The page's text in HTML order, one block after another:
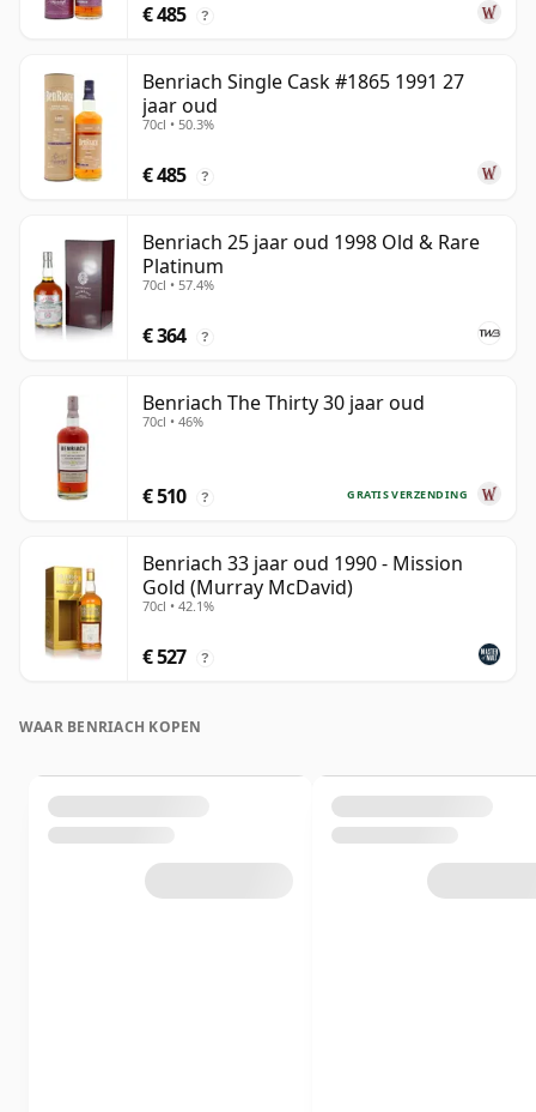
€ 485 ?
Benriach Single Cask #1865 1991 27
jaar oud
70cl • 50.3%
€ 485 ?
Benriach 25 jaar oud 1998 Old & Rare
Platinum
70cl • 57.4%
€ 364 ?
Benriach The Thirty 30 jaar oud
70cl • 46%
GRATIS VERZENDING
€ 510 ?
Benriach 33 jaar oud 1990 - Mission
Gold (Murray McDavid)
70cl • 42.1%
€ 527 ?
WAAR BENRIACH KOPEN